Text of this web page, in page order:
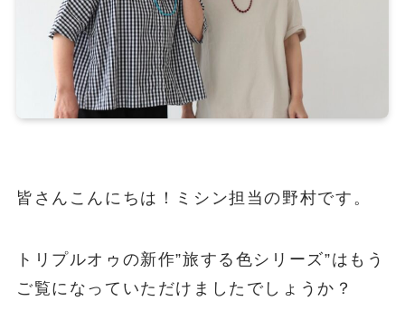
皆さんこんにちは！ミシン担当の野村です。
トリプルオゥの新作”旅する色シリーズ”はもう
ご覧になっていただけましたでしょうか？